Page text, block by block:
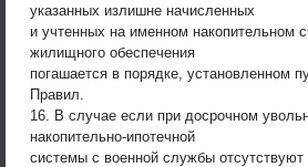
указанных излишне начисленных
и учтенных на именном накопительном
жилищного обеспечения
погашается в порядке, установленном
Правил.
16. В случае если при досрочном
накопительно-ипотечной
системы с военной службы отсутствуют